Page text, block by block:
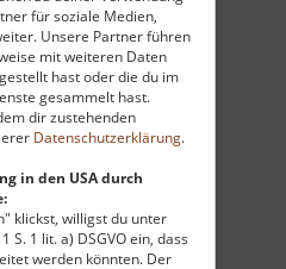
für soziale Medien,
Unsere Partner führen
mit weiteren Daten
hast oder die du im
gesammelt hast.
dir zustehenden
Datenschutzerklärung.
in den USA durch
klickst, willigst du unter
S. 1 lit. a) DSGVO ein, dass
werden könnten. Der
Erzgebirge
ist ein Berg im